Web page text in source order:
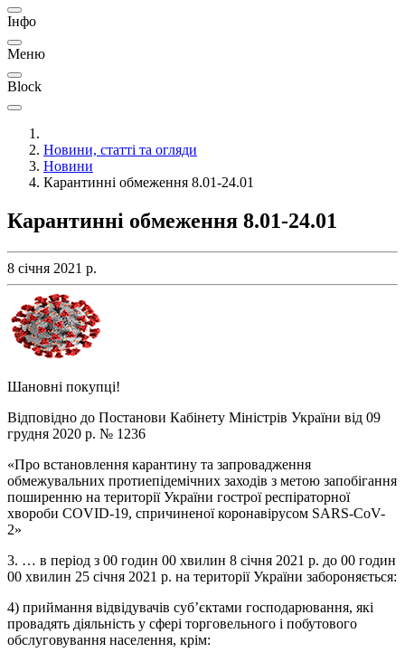
Інфо
Меню
Block
Новини, статті та огляди
Новини
Карантинні обмеження 8.01-24.01
Карантинні обмеження 8.01-24.01
8 січня 2021 р.
Шановні покупці!
Відповідно до Постанови Кабінету Міністрів України від 09
грудня 2020 р. № 1236
«Про встановлення карантину та запровадження
обмежувальних протиепідемічних заходів з метою запобігання
поширенню на території України гострої респіраторної
хвороби COVID-19, спричиненої коронавірусом SARS-CoV-
2»
3. … в період з 00 годин 00 хвилин 8 січня 2021 р. до 00 годин
00 хвилин 25 січня 2021 р. на території України забороняється:
4) приймання відвідувачів суб’єктами господарювання, які
провадять діяльність у сфері торговельного і побутового
обслуговування населення, крім: